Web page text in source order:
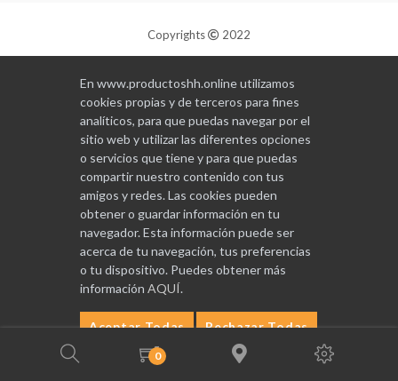
0
Copyrights 2022
Diseñado y programado porGABALA
En www.productoshh.online utilizamos
cookies propias y de terceros para fines
analíticos, para que puedas navegar por el
sitio web y utilizar las diferentes opciones
o servicios que tiene y para que puedas
compartir nuestro contenido con tus
amigos y redes. Las cookies pueden
obtener o guardar información en tu
navegador. Esta información puede ser
acerca de tu navegación, tus preferencias
o tu dispositivo. Puedes obtener más
información AQUÍ.
Aceptar Todas
Rechazar Todas
Configurar